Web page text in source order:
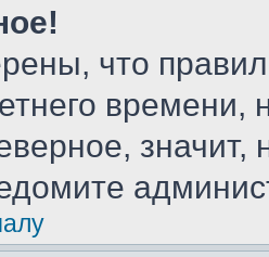
что
значит,